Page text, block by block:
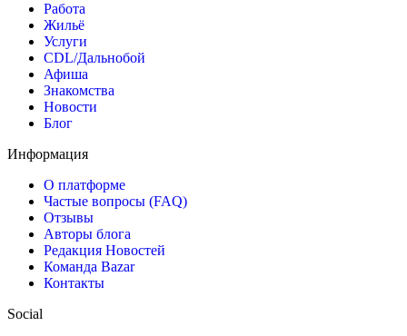
Работа
Жильё
Услуги
CDL/Дальнобой
Афиша
Знакомства
Новости
Блог
Информация
О платформе
Частые вопросы (FAQ)
Отзывы
Авторы блога
Редакция Новостей
Команда Bazar
Контакты
Social